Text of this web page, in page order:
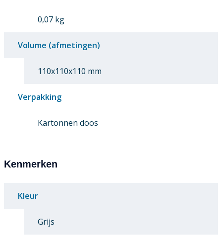
0,07 kg
Volume (afmetingen)
110x110x110 mm
Verpakking
Kartonnen doos
Kenmerken
Kleur
Grijs